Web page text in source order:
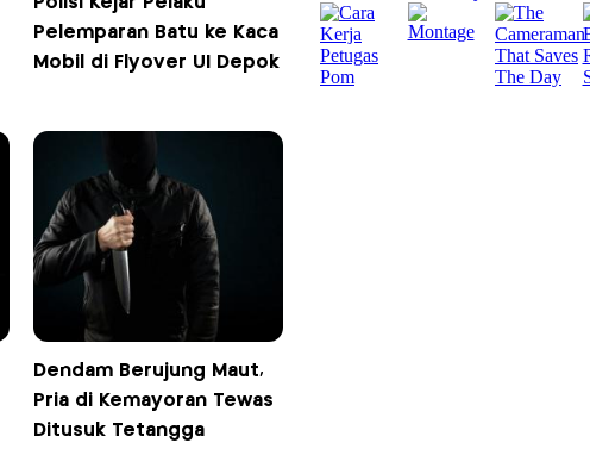
Pelemparan Batu ke Kaca
Mobil di Flyover UI Depok
Dendam Berujung Maut,
Pria di Kemayoran Tewas
Ditusuk Tetangga